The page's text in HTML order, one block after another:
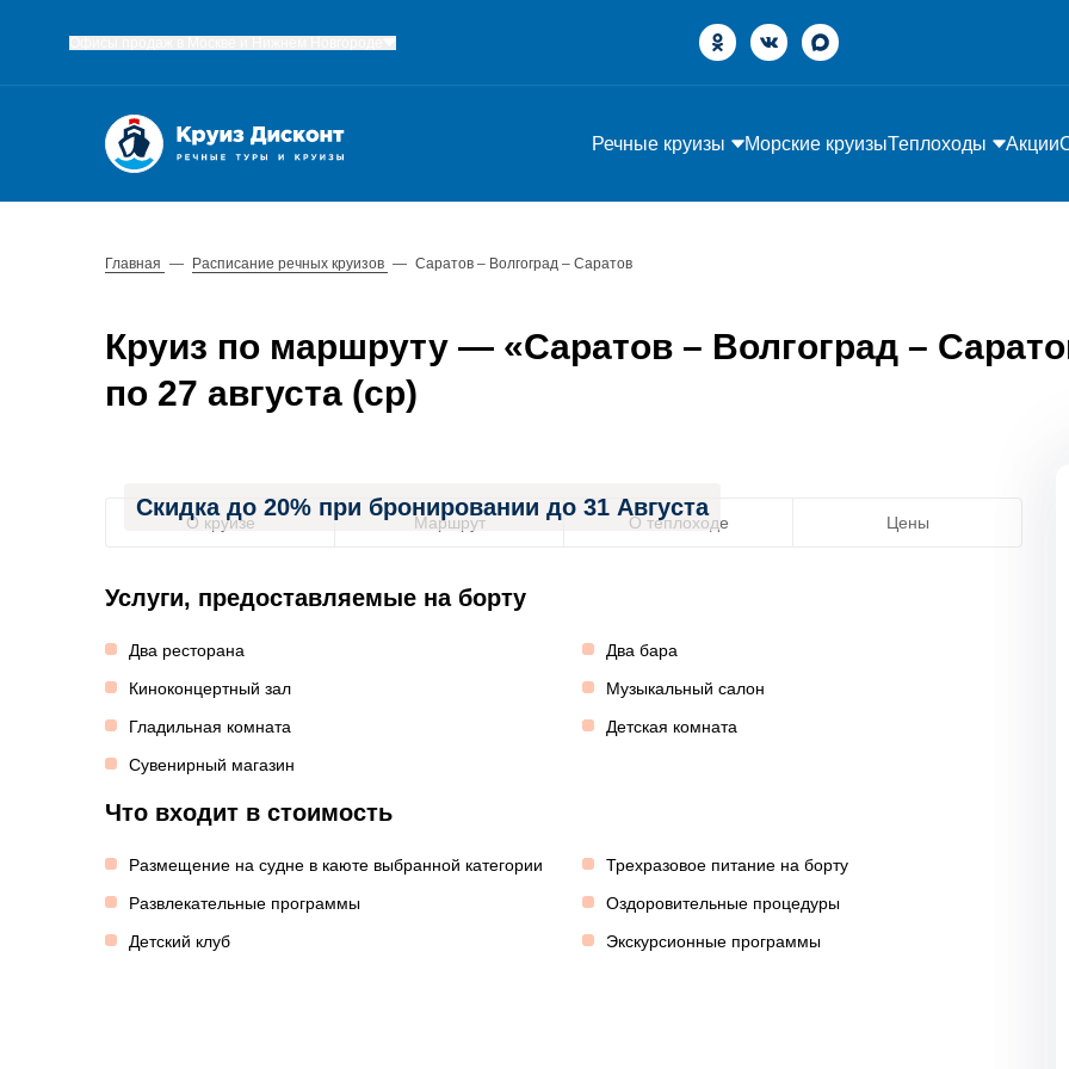
Речные круизы Морские круизыТеплоходы Акции
Главная — Расписание речных круизов — Саратов – Волгоград – Саратов
Круиз по маршруту — «Саратов – Волгоград –
по 27 августа (ср)
Скидка до 20% при бронировании до 31 Августа
О круизе Маршрут О теплоходе Цены
Услуги, предоставляемые на борту
Два ресторана
Два бара
Киноконцертный зал
Музыкальный салон
Гладильная комната
Детская комната
Сувенирный магазин
Что входит в стоимость
Размещение на судне в каюте выбранной категории
Трехразовое питание на борту
Развлекательные программы
Оздоровительные процедуры
Детский клуб
Экскурсионные программы